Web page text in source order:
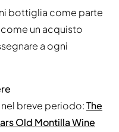
bottiglia come parte
un acquisto
a ogni
breve periodo:The
Old Montilla Wine